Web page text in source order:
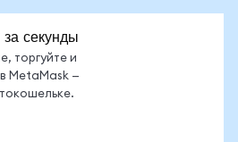
секунды
торгуйте и
MetaMask —